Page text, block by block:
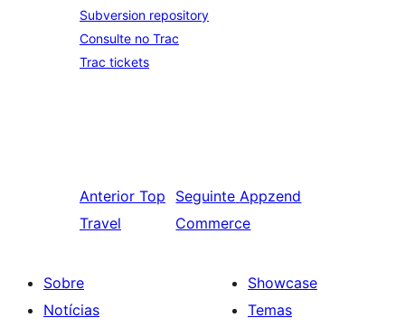
Subversion repository
Consulte no Trac
Trac tickets
Anterior Top
Travel
Seguinte Appzend
Commerce
Sobre
Notícias
Showcase
Temas